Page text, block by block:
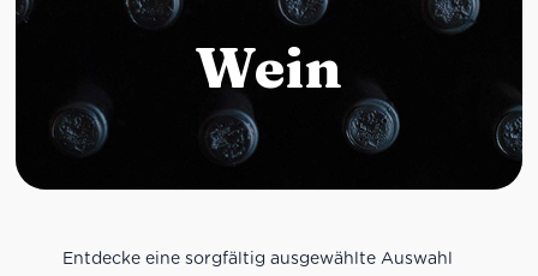
Wein
Entdecke eine sorgfältig ausgewählte Auswahl